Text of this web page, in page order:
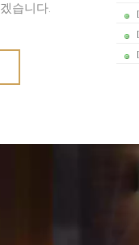
습니다.